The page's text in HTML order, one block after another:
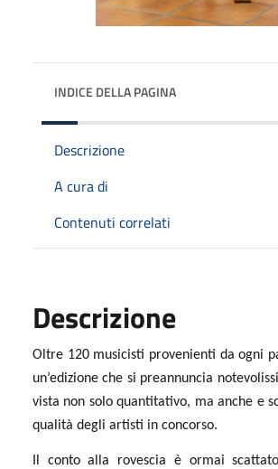
INDICE DELLA PAGINA
Descrizione
A cura di
Contenuti correlati
Descrizione
Oltre 120 musicisti provenienti da ogni
un’edizione che si preannuncia
vista non solo quantitativo, ma anche e
qualità degli artisti in concorso.
Il conto alla rovescia è ormai